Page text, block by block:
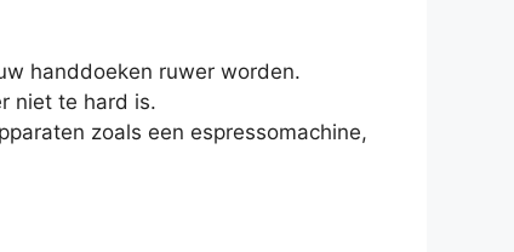
handdoeken ruwer worden.
niet te hard is.
zoals een espressomachine,